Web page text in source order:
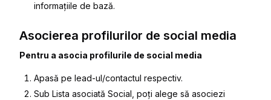
informațiile de bază.
Asocierea profilurilor de social media
Pentru a asocia profilurile de social media
Apasă pe lead-ul/contactul respectiv.
Sub Lista asociată Social , poți alege să asociezi